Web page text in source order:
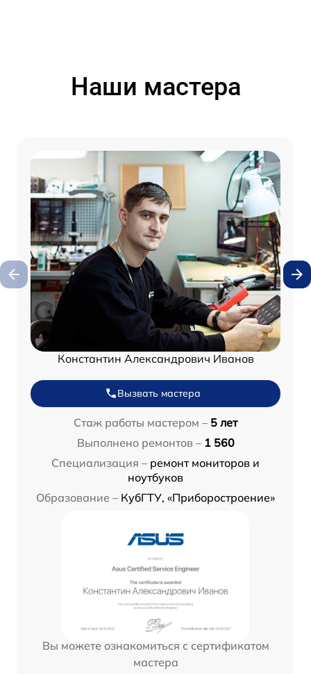
Наши мастера
Константин Александрович Иванов
Вызвать мастера
Стаж работы мастером – 5 лет
Выполнено ремонтов – 1 560
Специализация – ремонт мониторов и
ноутбуков
Образование – КубГТУ, «Приборостроение»
Вы можете ознакомиться с сертификатом
мастера